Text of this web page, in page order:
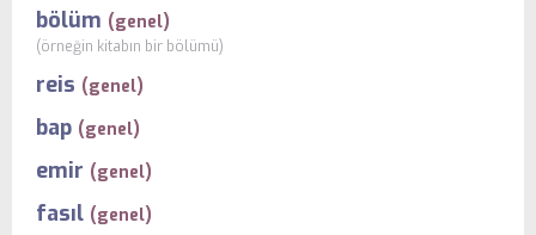
bölüm (genel)
(örneğin kitabın bir bölümü)
reis (genel)
bap (genel)
emir (genel)
fasıl (genel)